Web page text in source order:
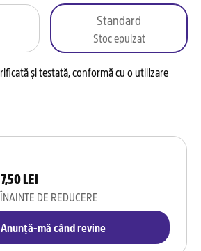
LEI
DE REDUCERE
Anunță-mă când revine
Standard
Stoc epuizat
și testată, conformă cu o utilizare